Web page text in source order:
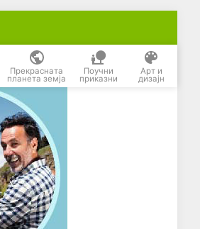
Прекрасната
планета земја
Поучни
приказни
Арт и
дизајн